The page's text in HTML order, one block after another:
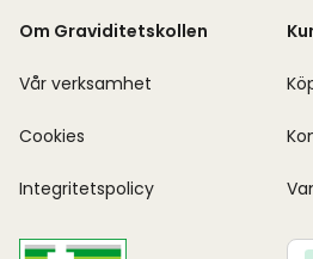
Om Graviditetskollen
Vår verksamhet
Cookies
Integritetspolicy